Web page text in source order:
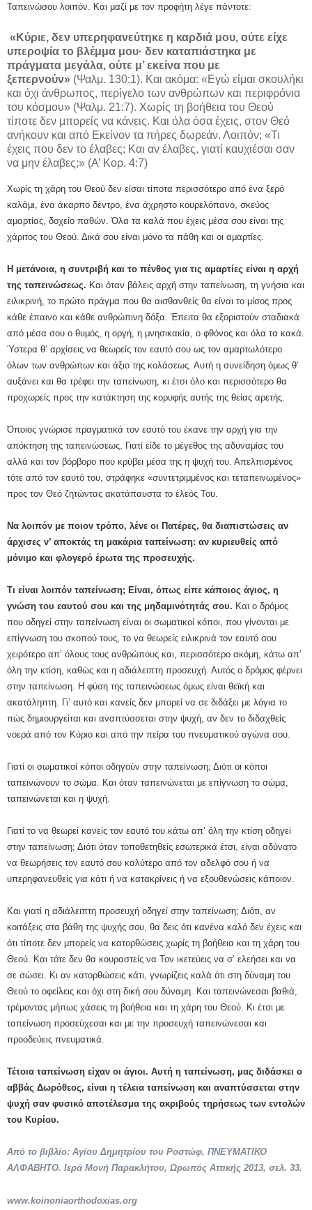
Ταπεινώσου λοιπόν. Και μαζί με τον προφήτη λέγε πάντοτε:
«Κύριε, δεν υπερηφανεύτηκε η καρδιά μου, ούτε είχε
υπεροψία το βλέμμα μου· δεν καταπιάστηκα με
πράγματα μεγάλα, ούτε μ’ εκείνα που με
ξεπερνούν» (Ψαλμ. 130:1). Και ακόμα: «Εγώ είμαι σκουλήκι
και όχι άνθρωπος, περίγελο των ανθρώπων και περιφρόνια
του κόσμου» (Ψαλμ. 21:7). Χωρίς τη βοήθεια του Θεού
τίποτε δεν μπορείς να κάνεις. Και όλα όσα έχεις, στον Θεό
ανήκουν και από Εκείνον τα πήρες δωρεάν. Λοιπόν; «Τι
έχεις που δεν το έλαβες; Και αν έλαβες, γιατί καυχιέσαι σαν
να μην έλαβες;» (Α’ Κορ. 4:7)
Χωρίς τη χάρη του Θεού δεν είσαι τίποτα περισσότερο από ένα ξερό
καλάμι, ένα άκαρπο δέντρο, ένα άχρηστο κουρελόπανο, σκεύος
αμαρτίας, δοχείο παθών. Όλα τα καλά που έχεις μέσα σου είναι της
χάριτος του Θεού. Δικά σου είναι μόνο τα πάθη και οι αμαρτίες.
Η μετάνοια, η συντριβή και το πένθος για τις αμαρτίες είναι η αρχή
της ταπεινώσεως. Και όταν βάλεις αρχή στην ταπείνωση, τη γνήσια και
ειλικρινή, το πρώτο πράγμα που θα αισθανθείς θα είναι το μίσος προς
κάθε έπαινο και κάθε ανθρώπινη δόξα. Έπειτα θα εξοριστούν σταδιακά
από μέσα σου ο θυμός, η οργή, η μνησικακία, ο φθόνος και όλα τα κακά.
Ύστερα θ’ αρχίσεις να θεωρείς τον εαυτό σου ως τον αμαρτωλότερο
όλων των ανθρώπων και άξιο της κολάσεως. Αυτή η συνείδηση όμως θ’
αυξάνει και θα τρέφει την ταπείνωση, κι έτσι όλο και περισσότερο θα
προχωρείς προς την κατάκτηση της κορυφής αυτής της θείας αρετής.
Όποιος γνώρισε πραγματικά τον εαυτό του έκανε την αρχή για την
απόκτηση της ταπεινώσεως. Γιατί είδε το μέγεθος της αδυναμίας του
αλλά και τον βόρβορο που κρύβει μέσα της η ψυχή του. Απελπισμένος
τότε από τον εαυτό του, στράφηκε «συντετριμμένος και τεταπεινωμένος»
προς τον Θεό ζητώντας ακατάπαυστα το έλεός Του.
Να λοιπόν με ποιον τρόπο, λένε οι Πατέρες, θα διαπιστώσεις αν
άρχισες ν’ αποκτάς τη μακάρια ταπείνωση: αν κυριευθείς από
μόνιμο και φλογερό έρωτα της προσευχής.
Τι είναι λοιπόν ταπείνωση; Είναι, όπως είπε κάποιος άγιος, η
γνώση του εαυτού σου και της μηδαμινότητάς σου. Και ο δρόμος
που οδηγεί στην ταπείνωση είναι οι σωματικοί κόποι, που γίνονται με
επίγνωση του σκοπού τους, το να θεωρείς ειλικρινά τον εαυτό σου
χειρότερο απ’ όλους τους ανθρώπους και, περισσότερο ακόμη, κάτω απ’
όλη την κτίση, καθώς και η αδιάλειπτη προσευχή. Αυτός ο δρόμος φέρνει
στην ταπείνωση. Η φύση της ταπεινώσεως όμως είναι θεϊκή και
ακατάληπτη. Γι’ αυτό και κανείς δεν μπορεί να σε διδάξει με λόγια το
πώς δημιουργείται και αναπτύσσεται στην ψυχή, αν δεν το διδαχθείς
νοερά από τον Κύριο και από την πείρα του πνευματικού αγώνα σου.
Γιατί οι σωματικοί κόποι οδηγούν στην ταπείνωση; Διότι οι κόποι
ταπεινώνουν το σώμα. Και όταν ταπεινώνεται με επίγνωση το σώμα,
ταπεινώνεται και η ψυχή.
Γιατί το να θεωρεί κανείς τον εαυτό του κάτω απ’ όλη την κτίση οδηγεί
στην ταπείνωση; Διότι όταν τοποθετηθείς εσωτερικά έτσι, είναι αδύνατο
να θεωρήσεις τον εαυτό σου καλύτερο από τον αδελφό σου ή να
υπερηφανευθείς για κάτι ή να κατακρίνεις ή να εξουθενώσεις κάποιον.
Και γιατί η αδιάλειπτη προσευχή οδηγεί στην ταπείνωση; Διότι, αν
κοιτάξεις στα βάθη της ψυχής σου, θα δεις ότι κανένα καλό δεν έχεις και
ότι τίποτε δεν μπορείς να κατορθώσεις χωρίς τη βοήθεια και τη χάρη του
Θεού. Και τότε δεν θα κουραστείς να Τον ικετεύεις να σ’ ελεήσει και να
σε σώσει. Κι αν κατορθώσεις κάτι, γνωρίζεις καλά ότι στη δύναμη του
Θεού το οφείλεις και όχι στη δική σου δύναμη. Και ταπεινώνεσαι βαθιά,
τρέμοντας μήπως χάσεις τη βοήθεια και τη χάρη του Θεού. Κι έτσι με
ταπείνωση προσεύχεσαι και με την προσευχή ταπεινώνεσαι και
προοδεύεις πνευματικά.
Τέτοια ταπείνωση είχαν οι άγιοι. Αυτή η ταπείνωση, μας διδάσκει ο
αββάς Δωρόθεος, είναι η τέλεια ταπείνωση και αναπτύσσεται στην
ψυχή σαν φυσικό αποτέλεσμα της ακριβούς τηρήσεως των εντολών
του Κυρίου.
Από το βιβλίο: Αγίου Δημητρίου του Ροστώφ, ΠΝΕΥΜΑΤΙΚΟ
ΑΛΦΑΒΗΤΟ. Ιερά Μονή Παρακλήτου, Ωρωπός Αττικής 2013, σελ. 33.
www.koinoniaorthodoxias.org